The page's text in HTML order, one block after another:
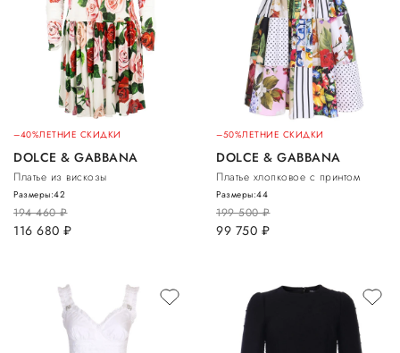
–40%ЛЕТНИЕ СКИДКИ
DOLCE & GABBANA
Платье из вискозы
194 460руб.
116 680 руб.
Размеры:42
–50%ЛЕТНИЕ СКИДКИ
DOLCE & GABBANA
Платье хлопковое с принтом
199 500руб.
99 750 руб.
Размеры:44